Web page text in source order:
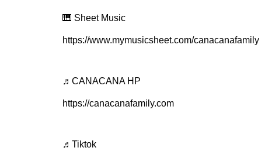
🎹 Sheet Music
https://www.mymusicsheet.com/canacanafamily
♬CANACANA HP
https://canacanafamily.com
♬Tiktok